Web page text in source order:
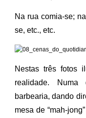
Na rua comia-se;
se, etc., etc.
Nestas três fotos
realidade. Numa
barbearia, dando
mesa de “mah-